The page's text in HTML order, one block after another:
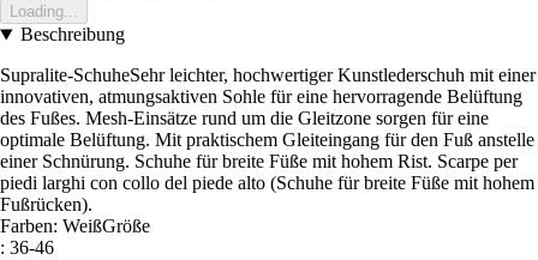
Loading...
Beschreibung
Supralite-SchuheSehr leichter, hochwertiger Kunstlederschuh mit einer
innovativen, atmungsaktiven Sohle für eine hervorragende Belüftung
des Fußes. Mesh-Einsätze rund um die Gleitzone sorgen für eine
optimale Belüftung. Mit praktischem Gleiteingang für den Fuß anstelle
einer Schnürung. Schuhe für breite Füße mit hohem Rist. Scarpe per
piedi larghi con collo del piede alto (Schuhe für breite Füße mit hohem
Fußrücken).
Farben: WeißGröße
: 36-46